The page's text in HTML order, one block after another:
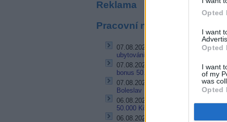
Opted
I want
Opted
I want
of my
was
Opted
Reklama
Pracovní nabídky
07.08.2026 -
Bosch Powertrain
ubytování (Jihlava, okres Jihlava)
07.08.2026 -
Bosch Powertrain
bonus 50.000 Kč • příspěvek na
07.08.2026 -
Specialista pro
Boleslav II)
06.08.2026 -
50.000 Kč • příspěvek na ubytování
06.08.2026 -
Bosch Powertrain